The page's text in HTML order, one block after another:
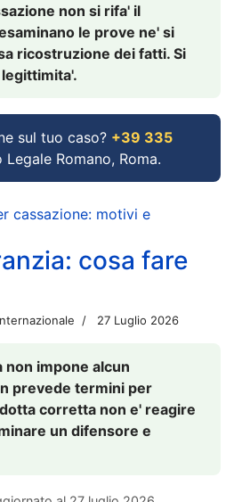
non si rifa' il
le prove ne' si
ricostruzione dei fatti. Si
sul tuo caso? +39 335
Romano, Roma.
cassazione: motivi e
cosa fare
27 Luglio 2026
non impone alcun
prevede termini per
corretta non e' reagire
un difensore e